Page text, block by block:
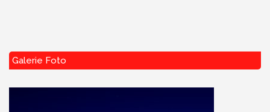
Galerie Foto